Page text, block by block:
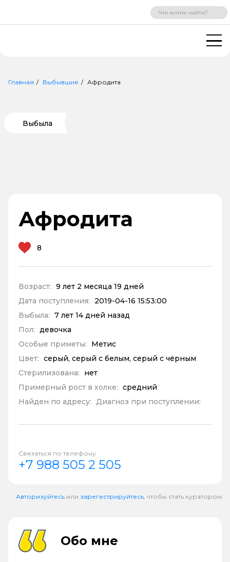
ВХОД РЕГИСТРАЦИЯ
Главная Выбывшие Афродита
Выбыла
Афродита
8
Возраст: 9 лет 2 месяца 19 дней
Дата поступления:
2019-04-16 15:53:00
Выбыла: 7 лет 14 дней назад
Пол: девочка
Особые приметы:
Метис
Цвет: серый, серый с белым, серый с чёрным
Стерилизована:
нет
Примерный рост в холке: средний
Найден по адресу: Диагноз при поступлении:
Связаться по телефону
+7 988 505 2 505
Авторизуйтесь или зарегестрируйтесь , чтобы стать куратором
Обо мне